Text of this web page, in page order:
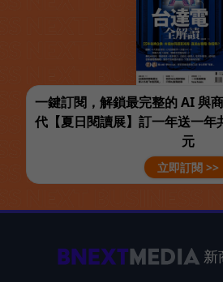
一鍵訂閱，解鎖最完整的 AI 與
代【夏日閱讀展】訂一年送一年
元
立即訂閱 >>
新